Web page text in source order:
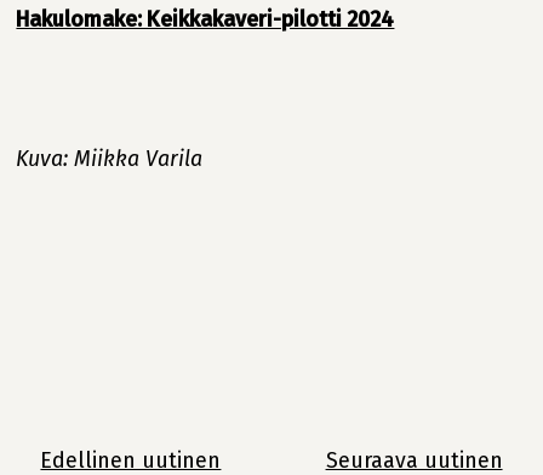
Hakulomake: Keikkakaveri-pilotti 2024
Kuva: Miikka Varila
Edellinen uutinen Seuraava uutinen